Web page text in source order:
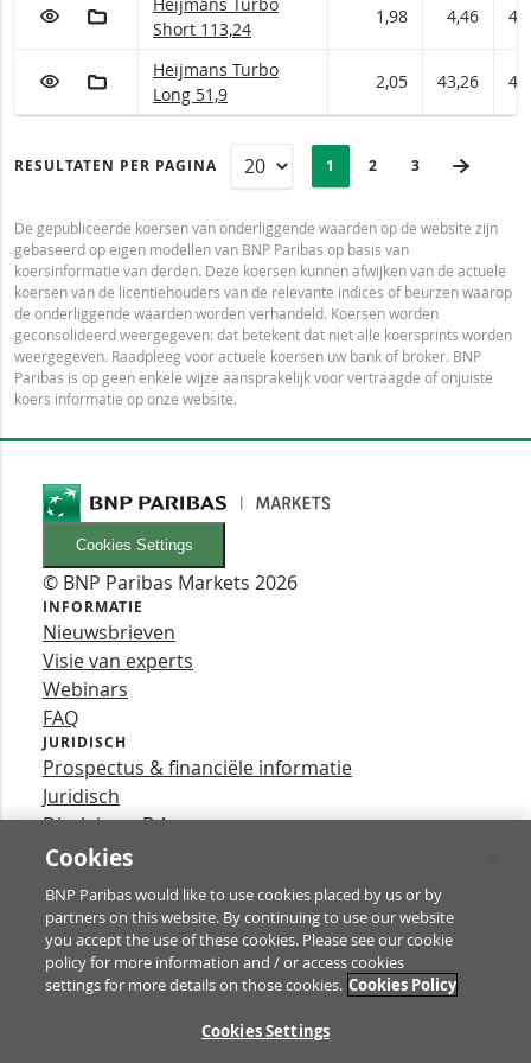
VOEG TOE AAN WATCHLIST
AAN PORTFOLIO TOEVOEGEN
Short 113,24
1,98 4,46
VOEG TOE AAN WATCHLIST
AAN PORTFOLIO TOEVOEGEN
Heijmans Turbo Long Met stop loss-niveau
Heijmans Turbo
Long 51,9
2,05 43,26
RESULTATEN PER PAGINA
PAGINERING
Selected:
PAGE
1 PAGINA
2 LAATSTE
3
De gepubliceerde koersen van onderliggende waarden op de website zijn
gebaseerd op eigen modellen van BNP Paribas op basis van
koersinformatie van derden. Deze koersen kunnen afwijken van de actuele
koersen van de licentiehouders van de relevante indices of beurzen waarop
de onderliggende waarden worden verhandeld. Koersen worden
geconsolideerd weergegeven: dat betekent dat niet alle koersprints worden
weergegeven. Raadpleeg voor actuele koersen uw bank of broker. BNP
Paribas is op geen enkele wijze aansprakelijk voor vertraagde of onjuiste
koers informatie op onze website.
Cookies Settings
© BNP Paribas Markets 2026
INFORMATIE
Nieuwsbrieven
Visie van experts
Webinars
FAQ
JURIDISCH
Prospectus & financiële informatie
Juridisch
Disclaimer B.A.
Privacy
YouTube
X
Contact
Turbo’s zijn complexe instrumenten en brengen vanwege
Cookies
BNP Paribas would like to use cookies placed by us or by
partners on this website. By continuing to use our website
you accept the use of these cookies. Please see our cookie
policy for more information and / or access cookies
settings for more details on those cookies. Cookies Policy
Cookies Settings